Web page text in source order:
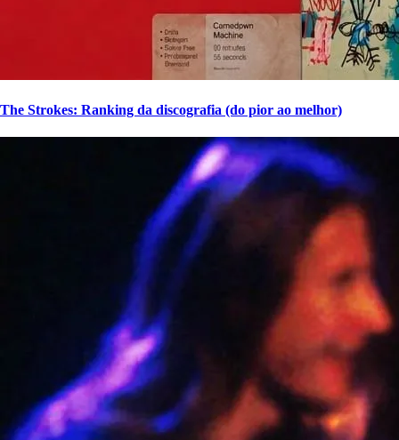
The Strokes: Ranking da discografia (do pior ao melhor)